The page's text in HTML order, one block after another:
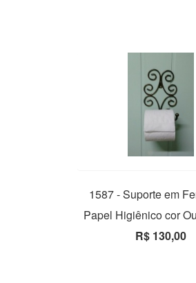
1587 - Suporte em
Papel Higiênico cor
R$ 130,00